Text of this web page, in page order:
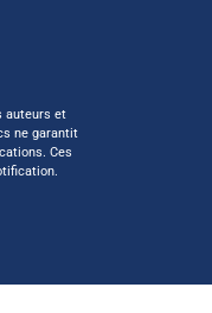
auteurs et
ne garantit
Ces